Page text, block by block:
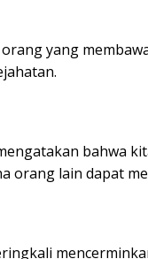
yang
bahwa
orang lain dapat